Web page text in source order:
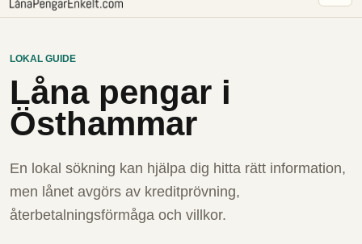
LOKAL GUIDE
Låna pengar i
Östhammar
En lokal sökning kan hjälpa dig hitta rätt information,
men lånet avgörs av kreditprövning,
återbetalningsförmåga och villkor.